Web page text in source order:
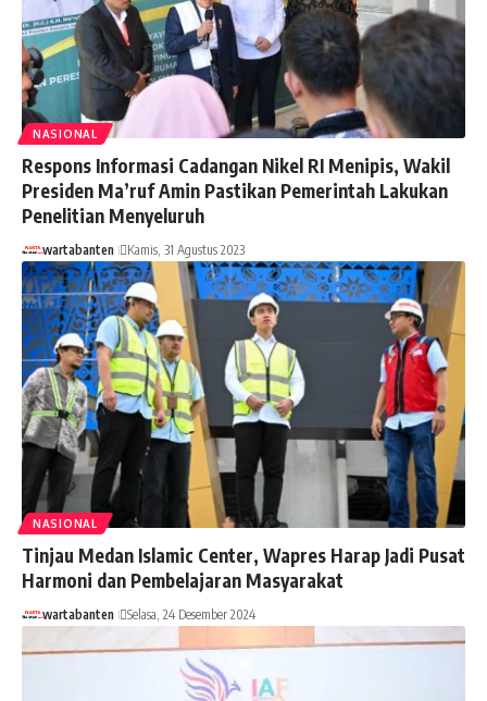
NASIONAL
Respons Informasi Cadangan Nikel RI Menipis, Wakil
Presiden Ma’ruf Amin Pastikan Pemerintah Lakukan
Penelitian Menyeluruh
wartabanten Kamis, 31 Agustus 2023
NASIONAL
Tinjau Medan Islamic Center, Wapres Harap Jadi Pusat
Harmoni dan Pembelajaran Masyarakat
wartabanten Selasa, 24 Desember 2024